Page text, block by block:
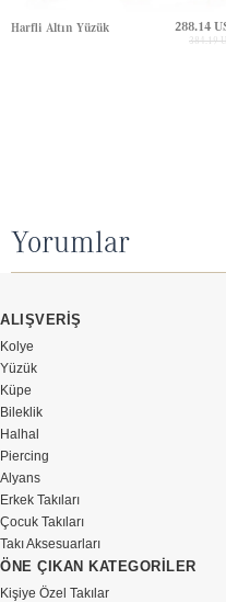
Harfli Altın Yüzük 288.14
384.19
Yorumlar
ALIŞVERİŞ
Kolye
Yüzük
Küpe
Bileklik
Halhal
Piercing
Alyans
Erkek Takıları
Çocuk Takıları
Takı Aksesuarları
ÖNE ÇIKAN KATEGORİLER
Kişiye Özel Takılar